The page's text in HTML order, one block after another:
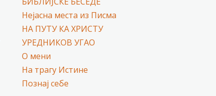
Нејасна места из Писма
НА ПУТУ КА ХРИСТУ
УРЕДНИКОВ УГАО
О мени
На трагу Истине
Познај себе